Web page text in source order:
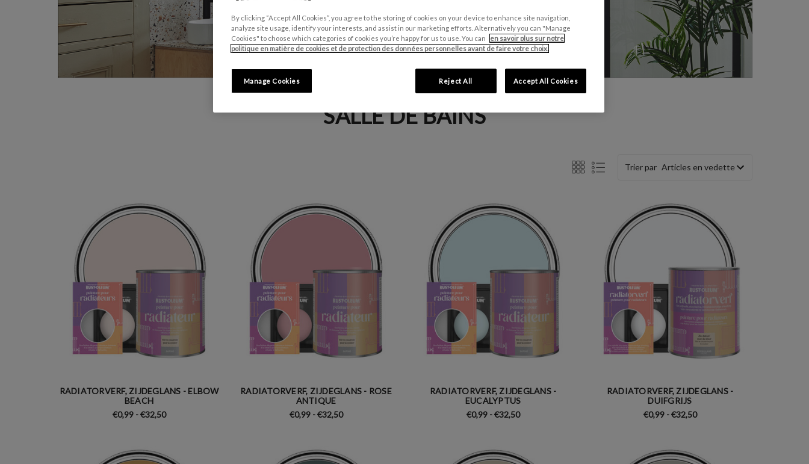
SALLE DE BAINS
Trier par
RADIATORVERF, ZIJDEGLANS - ELBOW
BEACH
€0,99 - €32,50
RADIATORVERF, ZIJDEGLANS - ROSE
ANTIQUE
€0,99 - €32,50
RADIATORVERF, ZIJDEGLANS -
EUCALYPTUS
€0,99 - €32,50
RADIATORVERF, ZIJDEGLANS -
DUIFGRIJS
€0,99 - €32,50
By clicking “Accept All Cookies”, you agree to the storing of cookies on your device to enhance site navigation,
analyze site usage, identify your interests, and assist in our marketing efforts. Alternatively you can "Manage
Cookies" to choose which categories of cookies you’re happy for us to use. You can
en savoir plus sur notre
politique en matière de cookies et de protection des données personnelles avant de faire votre choix.
Reject All Accept All Cookies
Manage Cookies